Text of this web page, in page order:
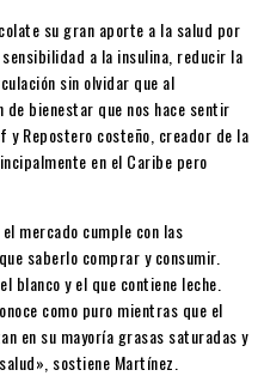
su gran aporte a la salud por
a la insulina, reducir la
sin olvidar que al
bienestar que nos hace sentir
y Repostero costeño, creador de la
en el Caribe pero
mercado cumple con las
saberlo comprar y consumir.
blanco y el que contiene leche.
como puro mientras que el
en su mayoría grasas saturadas y
sostiene Martínez.